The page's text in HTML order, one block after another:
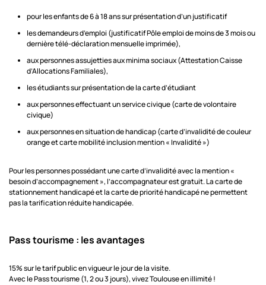
pour les enfants de 6 à 18 ans sur présentation d’un justificatif
les demandeurs d’emploi (justificatif Pôle emploi de moins de 3 mois ou
dernière télé-déclaration mensuelle imprimée),
aux personnes assujetties aux minima sociaux (Attestation Caisse
d’Allocations Familiales),
les étudiants sur présentation de la carte d’étudiant
aux personnes effectuant un service civique (carte de volontaire
civique)
aux personnes en situation de handicap (carte d’invalidité de couleur
orange et carte mobilité inclusion mention « Invalidité »)
Pour les personnes possédant une carte d’invalidité avec la mention «
besoin d’accompagnement », l’accompagnateur est gratuit. La carte de
stationnement handicapé et la carte de priorité handicapé ne permettent
pas la tarification réduite handicapée.
Pass tourisme : les avantages
15% sur le tarif public en vigueur le jour de la visite.
Avec le Pass tourisme (1, 2 ou 3 jours), vivez Toulouse en illimité !